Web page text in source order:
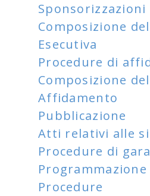
Sponsorizzazioni
Composizione
Esecutiva
Procedure di
Composizione
Affidamento
Pubblicazione
Atti relativi alle
Procedure di
Procedure